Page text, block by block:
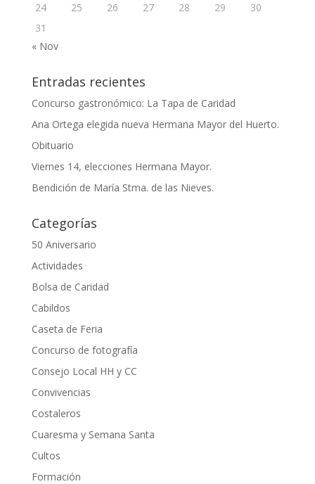
24
25 26 27 28 29
30
31
« Nov
Entradas recientes
Concurso gastronómico: La Tapa de Caridad
Ana Ortega elegida nueva Hermana Mayor del Huerto.
Obituario
Viernes 14, elecciones Hermana Mayor.
Bendición de María Stma. de las Nieves.
Categorías
50 Aniversario
Actividades
Bolsa de Caridad
Cabildos
Caseta de Feria
Concurso de fotografía
Consejo Local HH y CC
Convivencias
Costaleros
Cuaresma y Semana Santa
Cultos
Formación